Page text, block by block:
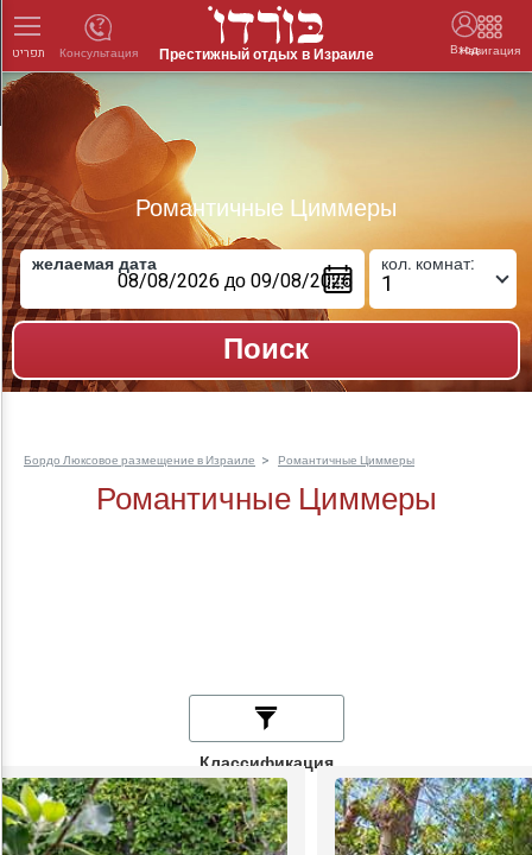
תפריט Престижный отдых в Израиле Вход
Навигация
Консультация
Романтичные Циммеры
желаемая дата кол. комнат:
Бордо Люксовое размещение в Израиле Романтичные Циммеры
Романтичные Циммеры
Классификация